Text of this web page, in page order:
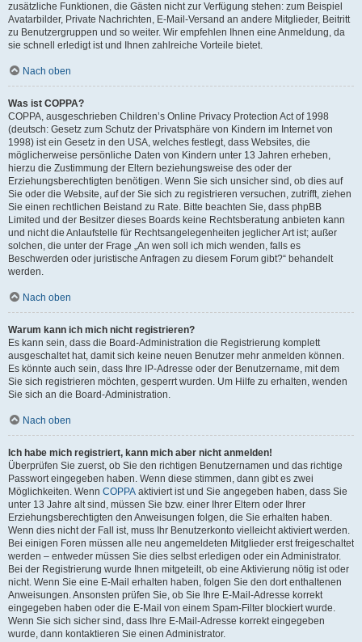
zusätzliche Funktionen, die Gästen nicht zur Verfügung stehen: zum Beispiel
Avatarbilder, Private Nachrichten, E-Mail-Versand an andere Mitglieder, Beitritt
zu Benutzergruppen und so weiter. Wir empfehlen Ihnen eine Anmeldung, da
sie schnell erledigt ist und Ihnen zahlreiche Vorteile bietet.
Nach oben
Was ist COPPA?
COPPA, ausgeschrieben Children’s Online Privacy Protection Act of 1998
(deutsch: Gesetz zum Schutz der Privatsphäre von Kindern im Internet von
1998) ist ein Gesetz in den USA, welches festlegt, dass Websites, die
möglicherweise persönliche Daten von Kindern unter 13 Jahren erheben,
hierzu die Zustimmung der Eltern beziehungsweise des oder der
Erziehungsberechtigten benötigen. Wenn Sie sich unsicher sind, ob dies auf
Sie oder die Website, auf der Sie sich zu registrieren versuchen, zutrifft, ziehen
Sie einen rechtlichen Beistand zu Rate. Bitte beachten Sie, dass phpBB
Limited und der Besitzer dieses Boards keine Rechtsberatung anbieten kann
und nicht die Anlaufstelle für Rechtsangelegenheiten jeglicher Art ist; außer
solchen, die unter der Frage „An wen soll ich mich wenden, falls es
Beschwerden oder juristische Anfragen zu diesem Forum gibt?“ behandelt
werden.
Nach oben
Warum kann ich mich nicht registrieren?
Es kann sein, dass die Board-Administration die Registrierung komplett
ausgeschaltet hat, damit sich keine neuen Benutzer mehr anmelden können.
Es könnte auch sein, dass Ihre IP-Adresse oder der Benutzername, mit dem
Sie sich registrieren möchten, gesperrt wurden. Um Hilfe zu erhalten, wenden
Sie sich an die Board-Administration.
Nach oben
Ich habe mich registriert, kann mich aber nicht anmelden!
Überprüfen Sie zuerst, ob Sie den richtigen Benutzernamen und das richtige
Passwort eingegeben haben. Wenn diese stimmen, dann gibt es zwei
Möglichkeiten. Wenn COPPA aktiviert ist und Sie angegeben haben, dass Sie
unter 13 Jahre alt sind, müssen Sie bzw. einer Ihrer Eltern oder Ihrer
Erziehungsberechtigten den Anweisungen folgen, die Sie erhalten haben.
Wenn dies nicht der Fall ist, muss Ihr Benutzerkonto vielleicht aktiviert werden.
Bei einigen Foren müssen alle neu angemeldeten Mitglieder erst freigeschaltet
werden – entweder müssen Sie dies selbst erledigen oder ein Administrator.
Bei der Registrierung wurde Ihnen mitgeteilt, ob eine Aktivierung nötig ist oder
nicht. Wenn Sie eine E-Mail erhalten haben, folgen Sie den dort enthaltenen
Anweisungen. Ansonsten prüfen Sie, ob Sie Ihre E-Mail-Adresse korrekt
eingegeben haben oder die E-Mail von einem Spam-Filter blockiert wurde.
Wenn Sie sich sicher sind, dass Ihre E-Mail-Adresse korrekt eingegeben
wurde, dann kontaktieren Sie einen Administrator.